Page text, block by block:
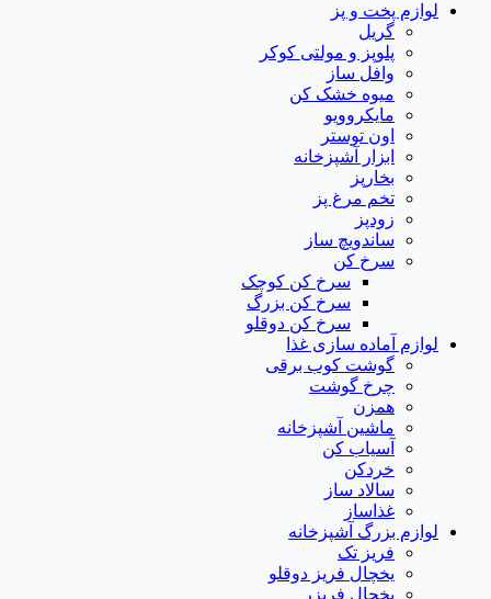
لوازم پخت و پز
گریل
پلوپز و مولتی کوکر
وافل ساز
میوه خشک کن
مایکروویو
اون توستر
ابزار آشپزخانه
بخارپز
تخم مرغ پز
زودپز
ساندویچ ساز
سرخ کن
سرخ کن کوچک
سرخ کن بزرگ
سرخ کن دوقلو
لوازم آماده سازی غذا
گوشت کوب برقی
چرخ گوشت
همزن
ماشین آشپزخانه
آسیاب کن
خردکن
سالاد ساز
غذاساز
لوازم بزرگ آشپزخانه
فریز تک
یخچال فریز دوقلو
یخچال فریزر